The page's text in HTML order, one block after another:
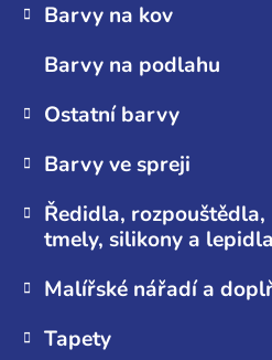
Barvy na kov
Barvy na podlahu
Ostatní barvy
Barvy ve spreji
Ředidla, rozpouštědla,
tmely, silikony a lepidla
Malířské nářadí a
Tapety